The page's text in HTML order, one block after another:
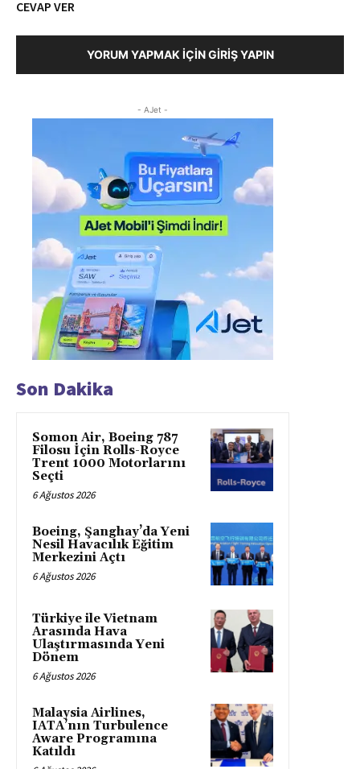
CEVAP VER
YORUM YAPMAK İÇIN GIRIŞ YAPIN
- AJet -
Son Dakika
Somon Air, Boeing 787
Filosu İçin Rolls-Royce
Trent 1000 Motorlarını
Seçti
6 Ağustos 2026
Boeing, Şanghay’da Yeni
Nesil Havacılık Eğitim
Merkezini Açtı
6 Ağustos 2026
Türkiye ile Vietnam
Arasında Hava
Ulaştırmasında Yeni
Dönem
6 Ağustos 2026
Malaysia Airlines,
IATA’nın Turbulence
Aware Programına
Katıldı